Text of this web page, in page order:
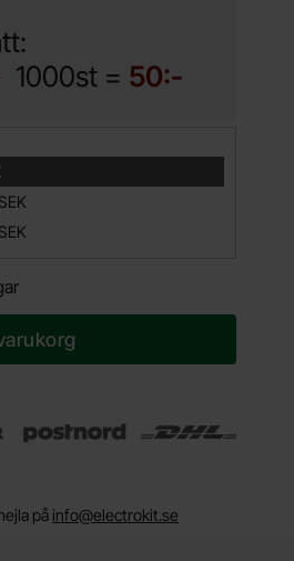
1000st = 50:-
på info@electrokit.se